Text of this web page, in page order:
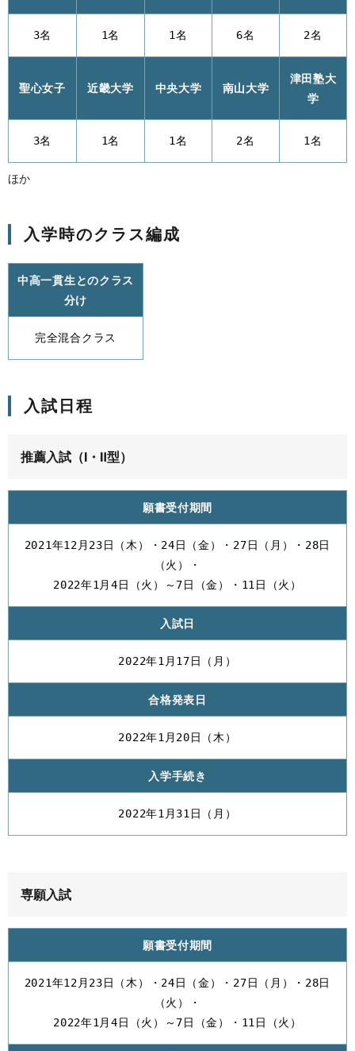
3名 1名 1名 6名 2名
聖心女子 近畿大学 中央大学 南山大学
津田塾大
学
3名 1名 1名 2名 1名
ほか
入学時のクラス編成
中高一貫生とのクラス
分け
完全混合クラス
入試日程
推薦入試（Ⅰ・Ⅱ型）
願書受付期間
2021年12月23日（木）・24日（金）・27日（月）・28日
（火）・
2022年1月4日（火）～7日（金）・11日（火）
入試日
2022年1月17日（月）
合格発表日
2022年1月20日（木）
入学手続き
2022年1月31日（月）
専願入試
願書受付期間
2021年12月23日（木）・24日（金）・27日（月）・28日
（火）・
2022年1月4日（火）～7日（金）・11日（火）